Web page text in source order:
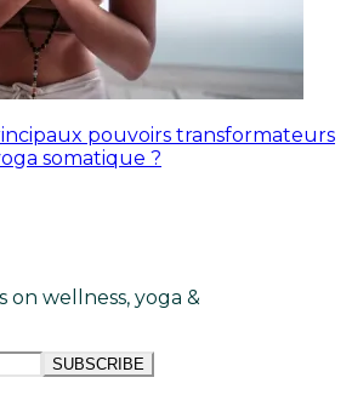
pouvoirs transformateurs
somatique ?
on wellness, yoga &
SUBSCRIBE